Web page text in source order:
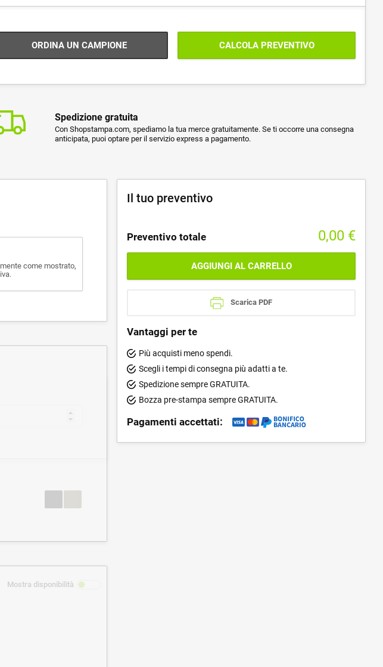
ORDINA UN CAMPIONE CALCOLA PREVENTIVO
Spedizione gratuita
Con Shopstampa.com, spediamo la tua merce gratuitamente. Se ti occorre una consegna
anticipata, puoi optare per il servizio express a pagamento.
come mostrato,
Mostra disponibilità
Il tuo preventivo
Preventivo totale 0,00 €
AGGIUNGI AL CARRELLO
Scarica PDF
Vantaggi per te
Più acquisti meno spendi.
Scegli i tempi di consegna più adatti a te.
Spedizione sempre GRATUITA.
Bozza pre-stampa sempre GRATUITA.
Pagamenti accettati: